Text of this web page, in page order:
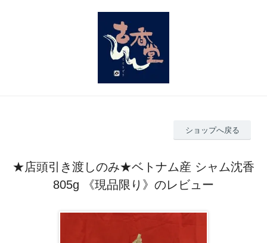
ショップへ戻る
★店頭引き渡しのみ★ベトナム産 シャム沈香
805g 《現品限り》のレビュー